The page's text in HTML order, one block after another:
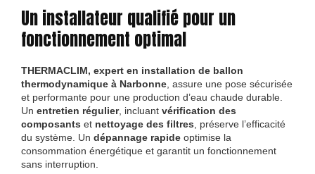
Un installateur qualifié pour un
fonctionnement optimal
THERMACLIM, expert en installation de ballon
thermodynamique à Narbonne , assure une pose sécurisée
et performante pour une production d’eau chaude durable.
Un entretien régulier, incluant vérification des
composants et nettoyage des filtres , préserve l’efficacité
du système. Un dépannage rapide optimise la
consommation énergétique et garantit un fonctionnement
sans interruption.